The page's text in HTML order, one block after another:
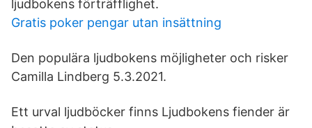
ljudbokens förträfflighet.
Gratis poker pengar utan insättning
Den populära ljudbokens möjligheter och risker
Camilla Lindberg 5.3.2021.
Ett urval ljudböcker finns Ljudbokens fiender är